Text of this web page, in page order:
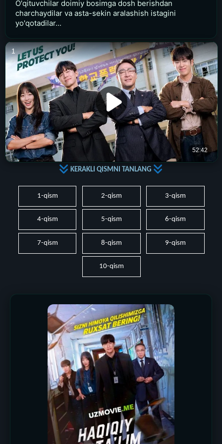
O'qituvchilar doimiy bosimga dosh berishdan
charchaydilar va asta-sekin aralashish istagini
yo'qotadilar...
KERAKLI QISMNI TANLANG
1-qism 2-qism 3-qism
4-qism 5-qism 6-qism
7-qism 8-qism 9-qism
10-qism